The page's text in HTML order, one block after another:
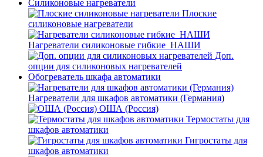
Силиконовые нагреватели
Плоские
силиконовые нагреватели
Нагреватели силиконовые гибкие_НАШИ
Доп.
опции для силиконовых нагревателей
Обогреватель шкафа автоматики
Нагреватели для шкафов автоматики (Германия)
ОША (Россия)
Термостаты для
шкафов автоматики
Гигростаты для
шкафов автоматики